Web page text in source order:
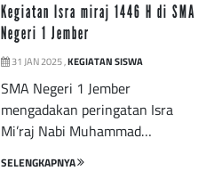
Kegiatan Isra miraj 1446 H di SMA
Negeri 1 Jember
31 JAN 2025 ,KEGIATAN SISWA
SMA Negeri 1 Jember
mengadakan peringatan Isra
Mi’raj Nabi Muhammad…
SELENGKAPNYA